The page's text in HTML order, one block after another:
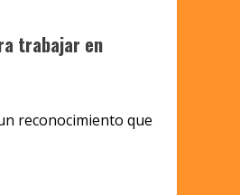
trabajar en
reconocimiento que